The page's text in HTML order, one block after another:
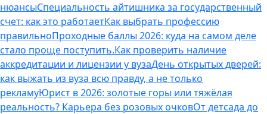
нюансыСпециальность айтишника за государственный
счет: как это работаетКак выбрать профессию
правильноПроходные баллы 2026: куда на самом деле
стало проще поступить.Как проверить наличие
аккредитации и лицензии у вузаДень открытых дверей:
как выжать из вуза всю правду, а не только
рекламуЮрист в 2026: золотые горы или тяжёлая
реальность? Карьера без розовых очковОт детсада до